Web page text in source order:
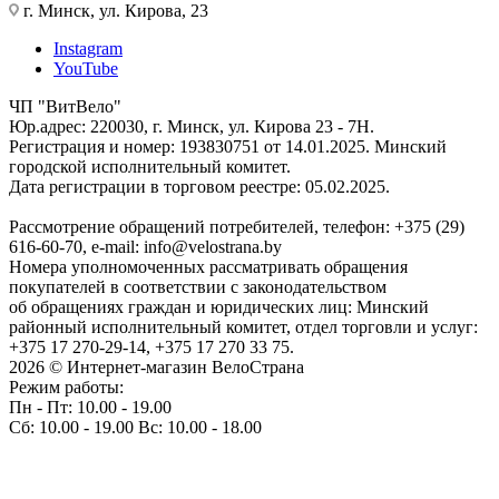
г. Минск, ул. Кирова, 23
Instagram
YouTube
ЧП "ВитВело"
Юр.адрес: 220030, г. Минск, ул. Кирова 23 - 7Н.
Регистрация и номер: 193830751 от 14.01.2025. Минский
городской исполнительный комитет.
Дата регистрации в торговом реестре: 05.02.2025.
Рассмотрение обращений потребителей, телефон: +375 (29)
616-60-70, e-mail: info@velostrana.by
Номера уполномоченных рассматривать обращения
покупателей в соответствии с законодательством
об обращениях граждан и юридических лиц: Минский
районный исполнительный комитет, отдел торговли и услуг:
+375 17 270-29-14, +375 17 270 33 75.
2026 © Интернет-магазин ВелоСтрана
Режим работы:
Пн - Пт: 10.00 - 19.00
Сб: 10.00 - 19.00 Вс: 10.00 - 18.00